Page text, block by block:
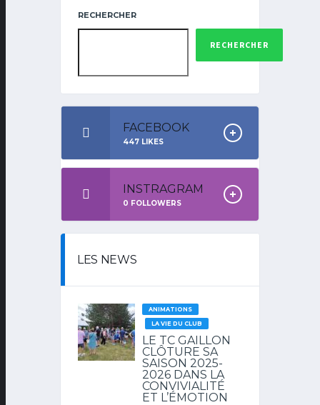
RECHERCHER
RECHERCHER
FACEBOOK
447 LIKES
INSTRAGRAM
0 FOLLOWERS
LES NEWS
ANIMATIONS
LA VIE DU CLUB
LE TC GAILLON
CLÔTURE SA
SAISON 2025-
2026 DANS LA
CONVIVIALITÉ
ET L’ÉMOTION